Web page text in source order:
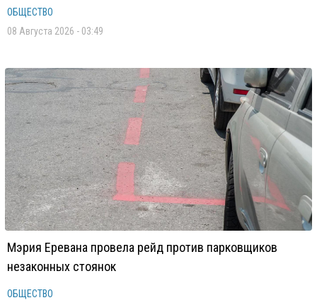
ОБЩЕСТВО
08 Августа 2026 - 03:49
Мэрия Еревана провела рейд против парковщиков
незаконных стоянок
ОБЩЕСТВО